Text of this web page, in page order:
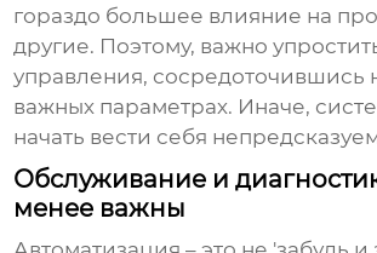
гораздо большее влияние на
другие. Поэтому, важно
управления, сосредоточившись
важных параметрах. Иначе,
начать вести себя
Обслуживание и
менее важны